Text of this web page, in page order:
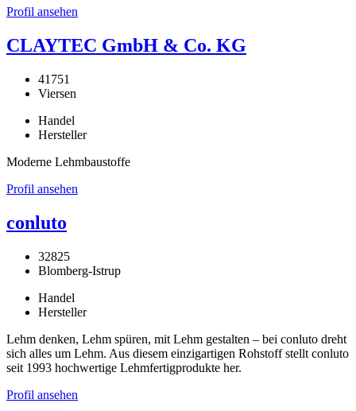
Profil ansehen
CLAYTEC GmbH & Co. KG
41751
Viersen
Handel
Hersteller
Moderne Lehmbaustoffe
Profil ansehen
conluto
32825
Blomberg-Istrup
Handel
Hersteller
Lehm denken, Lehm spüren, mit Lehm gestalten – bei conluto dreht
sich alles um Lehm. Aus diesem einzigartigen Rohstoff stellt conluto
seit 1993 hochwertige Lehmfertigprodukte her.
Profil ansehen